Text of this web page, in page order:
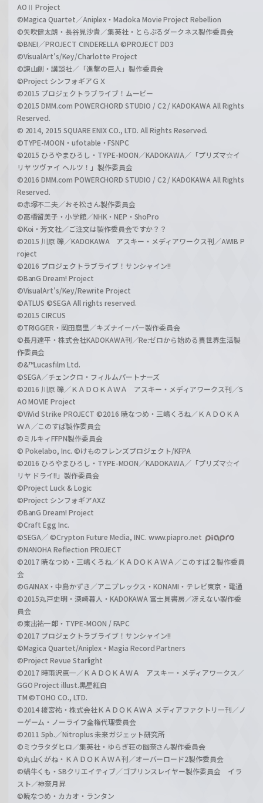
AOⅡ Project
©Magica Quartet／Aniplex・Madoka Movie Project Rebellion
©矢吹健太朗・長谷見沙貴／集英社・とらぶるダークネス製作委員会
©BNEI／PROJECT CINDERELLA ©PROJECT DD3
©VisualArt's/Key/Charlotte Project
©諫山創・講談社／「進撃の巨人」製作委員会
©Project シンフォギアＧＸ
©2015 プロジェクトラブライブ！ムービー
©2015 DMM.com POWERCHORD STUDIO / C2 / KADOKAWA All Rights
Reserved.
© 2014, 2015 SQUARE ENIX CO., LTD. All Rights Reserved.
©TYPE-MOON・ufotable・FSNPC
©2015 ひろやまひろし・TYPE-MOON／KADOKAWA／「プリズマ☆イ
リヤ ツヴァイ ヘルツ！」製作委員会
©2016 DMM.com POWERCHORD STUDIO / C2 / KADOKAWA All Rights
Reserved.
©赤塚不二夫／おそ松さん製作委員会
©高橋留美子・小学館／NHK・NEP・ShoPro
©Koi・芳文社／ご注文は製作委員会ですか？？
©2015 川原 礫／KADOKAWA アスキー・メディアワークス刊／AWIB P
roject
©2016 プロジェクトラブライブ！サンシャイン!!
©BanG Dream! Project
©VisualArt's/Key/Rewrite Project
©ATLUS ©SEGA All rights reserved.
©2015 CIRCUS
©TRIGGER・岡田麿里／キズナイーバー製作委員会
©長月達平・株式会社KADOKAWA刊／Re:ゼロから始める異世界生活製
作委員会
©&™Lucasfilm Ltd.
©SEGA／チェンクロ・フィルムパートナーズ
©2016 川原 礫／ＫＡＤＯＫＡＷＡ アスキー・メディアワークス刊／S
AO MOVIE Project
©ViVid Strike PROJECT ©2016 暁なつめ・三嶋くろね／ＫＡＤＯＫＡ
ＷＡ／このすば製作委員会
©ミルキィFFPN製作委員会
© Pokelabo, Inc. ©けものフレンズプロジェクト/KFPA
©2016 ひろやまひろし・TYPE-MOON／KADOKAWA／「プリズマ☆イ
リヤ ドライ!!」製作委員会
©Project Luck & Logic
©Project シンフォギアAXZ
©BanG Dream! Project
©Craft Egg Inc.
©SEGA／ ©Crypton Future Media, INC. www.piapro.net
©NANOHA Reflection PROJECT
©2017 暁なつめ・三嶋くろね／ＫＡＤＯＫＡＷＡ／このすば２製作委員
会
©GAINAX・中島かずき／アニプレックス・KONAMI・テレビ東京・電通
©2015丸戸史明・深崎暮人・KADOKAWA 富士見書房／冴えない製作委
員会
©東出祐一郎・TYPE-MOON / FAPC
©2017 プロジェクトラブライブ！サンシャイン!!
©Magica Quartet/Aniplex・Magia Record Partners
©Project Revue Starlight
©2017 時雨沢恵一／ＫＡＤＯＫＡＷＡ アスキー・メディアワークス／
GGO Project illust.黒星紅白
TM ©TOHO CO., LTD.
©2014 榎宮祐・株式会社ＫＡＤＯＫＡＷＡ メディアファクトリー刊／ノ
ーゲーム・ノーライフ全権代理委員会
©2011 5pb.／Nitroplus 未来ガジェット研究所
©ミウラタダヒロ／集英社・ゆらぎ荘の幽奈さん製作委員会
©丸山くがね・ＫＡＤＯＫＡＷＡ刊／オーバーロード2製作委員会
©蝸牛くも・SBクリエイティブ／ゴブリンスレイヤー製作委員会 イラ
スト／神奈月昇
©暁なつめ・カカオ・ランタン